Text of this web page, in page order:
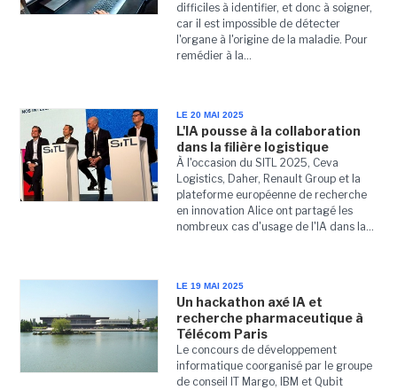
difficiles à identifier, et donc à soigner,
car il est impossible de détecter
l'organe à l'origine de la maladie. Pour
remédier à la...
LE 20 MAI 2025
L'IA pousse à la collaboration
dans la filière logistique
À l'occasion du SITL 2025, Ceva
Logistics, Daher, Renault Group et la
plateforme européenne de recherche
en innovation Alice ont partagé les
nombreux cas d'usage de l'IA dans la...
LE 19 MAI 2025
Un hackathon axé IA et
recherche pharmaceutique à
Télécom Paris
Le concours de développement
informatique coorganisé par le groupe
de conseil IT Margo, IBM et Qubit